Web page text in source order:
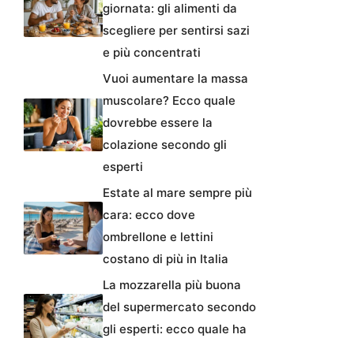
giornata: gli alimenti da
scegliere per sentirsi sazi
e più concentrati
Vuoi aumentare la massa
muscolare? Ecco quale
dovrebbe essere la
colazione secondo gli
esperti
Estate al mare sempre più
cara: ecco dove
ombrellone e lettini
costano di più in Italia
La mozzarella più buona
del supermercato secondo
gli esperti: ecco quale ha